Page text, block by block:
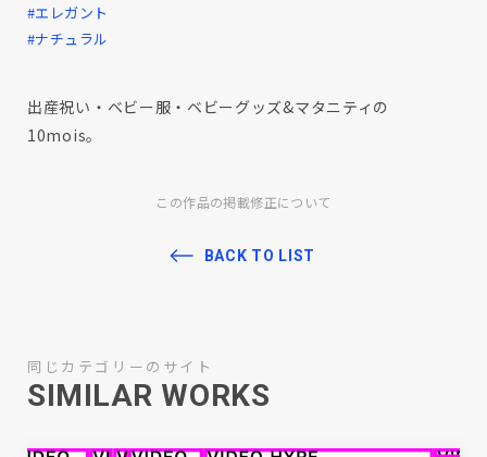
#エレガント
#ナチュラル
出産祝い・ベビー服・ベビーグッズ&マタニティの
10mois。
この作品の掲載修正について
BACK TO LIST
同じカテゴリーのサイト
SIMILAR WORKS